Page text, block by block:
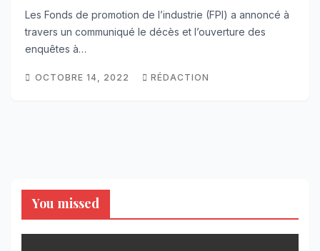
Les Fonds de promotion de l’industrie (FPI) a annoncé à
travers un communiqué le décès et l’ouverture des
enquêtes à…
OCTOBRE 14, 2022 RÉDACTION
You missed